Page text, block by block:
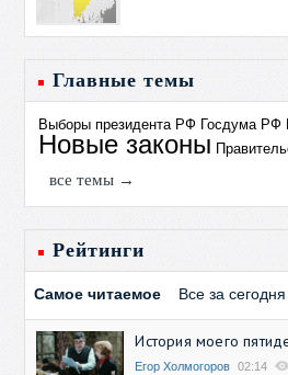
Главные темы
Выборы президента РФ Госдума РФ
Новые законы
все темы →
Рейтинги
Самое читаемое Все за сегодня
История моего
Егор Холмогоров 02:14